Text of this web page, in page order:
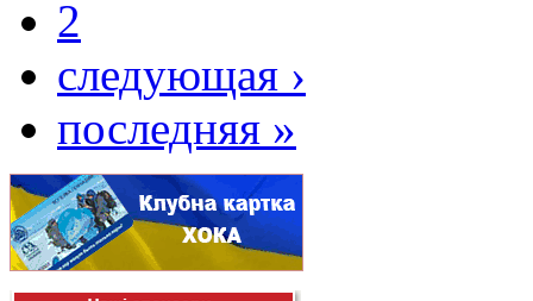
2
следующая ›
последняя »